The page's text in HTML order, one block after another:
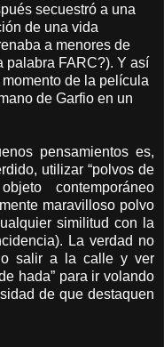
secuestró a una
de una vida
a menores de
palabra FARC?). Y así
de la película
de Garfio en un
pensamientos es,
utilizar “polvos de
contemporáneo
maravilloso polvo
similitud con la
La verdad no
salir a la calle y ver
hada” para ir volando
de que destaquen